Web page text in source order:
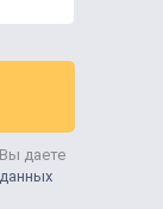
даете